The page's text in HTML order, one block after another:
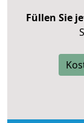
Füllen Sie